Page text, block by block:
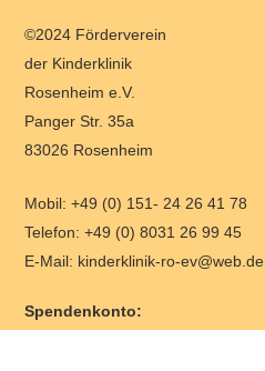
To
Top
©2024 Förderverein
der Kinderklinik
Rosenheim e.V.
Panger Str. 35a
83026 Rosenheim
Mobil: +49 (0) 151- 24 26 41 78
Telefon: +49 (0) 8031 26 99 45
E-Mail: kinderklinik-ro-ev@web.de
Spendenkonto: